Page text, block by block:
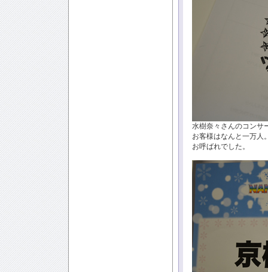
水樹奈々さんのコンサ
お客様はなんと一万人
お呼ばれでした。